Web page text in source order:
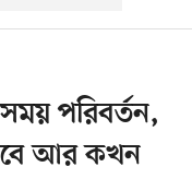
পরিবর্তন,
আর কখন